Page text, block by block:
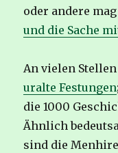
oder andere
und die Sache
An vielen
uralte Festungen
die 1000
Ähnlich
sind die